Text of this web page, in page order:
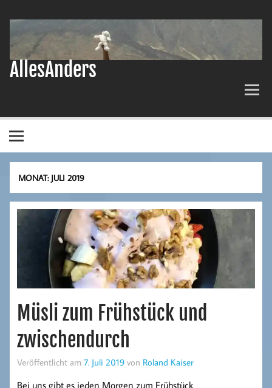
springen
AllesAnders
MONAT: JULI 2019
Müsli zum Frühstück und
zwischendurch
Veröffentlicht am 7. Juli 2019 von Roland Kaiser
Bei uns gibt es jeden Morgen zum Frühstück